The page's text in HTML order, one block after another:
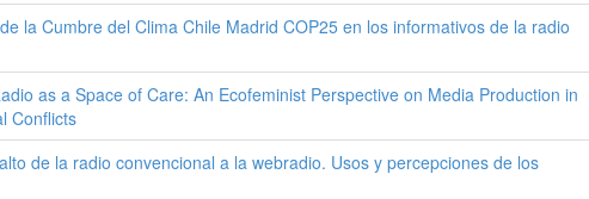
la Cumbre del Clima Chile Madrid COP25 en los informativos de la radio
as a Space of Care: An Ecofeminist Perspective on Media Production in
Conflicts
de la radio convencional a la webradio. Usos y percepciones de los